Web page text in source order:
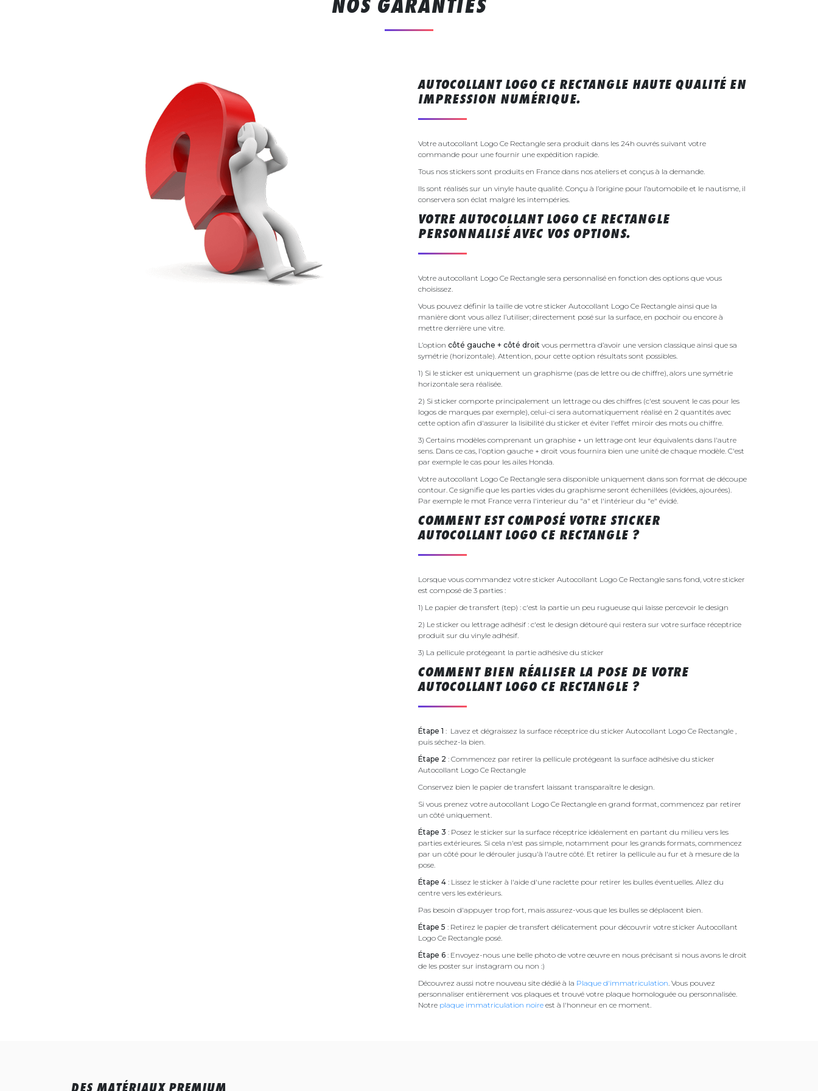
AUTOCOLLANT LOGO CE RECTANGLE HAUTE QUALITÉ EN
IMPRESSION NUMÉRIQUE.
Votre autocollant Logo Ce Rectangle sera produit dans les 24h ouvrés suivant votre
commande pour une fournir une expédition rapide.
Tous nos stickers sont produits en France dans nos ateliers et conçus à la demande.
Ils sont réalisés sur un vinyle haute qualité. Conçu à l’origine pour l’automobile et le nautisme, il
conservera son éclat malgré les intempéries.
VOTRE AUTOCOLLANT LOGO CE RECTANGLE
PERSONNALISÉ AVEC VOS OPTIONS.
Votre autocollant Logo Ce Rectangle sera personnalisé en fonction des options que vous
choisissez.
Vous pouvez définir la taille de votre sticker Autocollant Logo Ce Rectangle ainsi que la
manière dont vous allez l’utiliser; directement posé sur la surface, en pochoir ou encore à
mettre derrière une vitre.
L’option côté gauche + côté droit vous permettra d’avoir une version classique ainsi que sa
symétrie (horizontale). Attention, pour cette option résultats sont possibles.
1) Si le sticker est uniquement un graphisme (pas de lettre ou de chiffre), alors une symétrie
horizontale sera réalisée.
2) Si sticker comporte principalement un lettrage ou des chiffres (c'est souvent le cas pour les
logos de marques par exemple), celui-ci sera automatiquement réalisé en 2 quantités avec
cette option afin d'assurer la lisibilité du sticker et éviter l'effet miroir des mots ou chiffre.
3) Certains modèles comprenant un graphise + un lettrage ont leur équivalents dans l'autre
sens. Dans ce cas, l'option gauche + droit vous fournira bien une unité de chaque modèle. C'est
par exemple le cas pour les ailes Honda.
Votre autocollant Logo Ce Rectangle sera disponible uniquement dans son format de découpe
contour. Ce signifie que les parties vides du graphisme seront échenillées (évidées, ajourées).
Par exemple le mot France verra l'interieur du "a" et l'intérieur du "e" évidé.
COMMENT EST COMPOSÉ VOTRE STICKER
AUTOCOLLANT LOGO CE RECTANGLE ?
Lorsque vous commandez votre sticker Autocollant Logo Ce Rectangle sans fond, votre sticker
est composé de 3 parties :
1) Le papier de transfert (tep) : c'est la partie un peu rugueuse qui laisse percevoir le design
2) Le sticker ou lettrage adhésif : c'est le design détouré qui restera sur votre surface réceptrice
produit sur du vinyle adhésif.
3) La pellicule protégeant la partie adhésive du sticker
COMMENT BIEN RÉALISER LA POSE DE VOTRE
AUTOCOLLANT LOGO CE RECTANGLE ?
Étape 1 : Lavez et dégraissez la surface réceptrice du sticker Autocollant Logo Ce Rectangle ,
puis séchez-la bien.
Étape 2 : Commencez par retirer la pellicule protégeant la surface adhésive du sticker
Autocollant Logo Ce Rectangle
Conservez bien le papier de transfert laissant transparaître le design.
Si vous prenez votre autocollant Logo Ce Rectangle en grand format, commencez par retirer
un côté uniquement.
Étape 3 : Posez le sticker sur la surface réceptrice idéalement en partant du milieu vers les
parties extérieures. Si cela n'est pas simple, notamment pour les grands formats, commencez
par un côté pour le dérouler jusqu'à l'autre côté. Et retirer la pellicule au fur et à mesure de la
pose.
Étape 4 : Lissez le sticker à l'aide d'une raclette pour retirer les bulles éventuelles. Allez du
centre vers les extérieurs.
Pas besoin d'appuyer trop fort, mais assurez-vous que les bulles se déplacent bien.
Étape 5 : Retirez le papier de transfert délicatement pour découvrir votre sticker Autocollant
Logo Ce Rectangle posé.
Étape 6 : Envoyez-nous une belle photo de votre œuvre en nous précisant si nous avons le droit
de les poster sur instagram ou non :)
Découvrez aussi notre nouveau site dédié à la Plaque d'immatriculation. Vous pouvez
personnaliser entièrement vos plaques et trouvé votre plaque homologuée ou personnalisée.
Notre plaque immatriculation noire est à l'honneur en ce moment.
DES MATÉRIAUX PREMIUM